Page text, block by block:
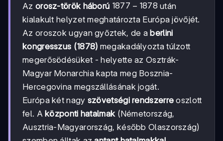
Az orosz-török háború 1877-
1878
1877 − 1878 után
kialakult helyzet meghatározta Európa jövőjét.
Az oroszok ugyan győztek, de aberlini
kongresszus (1878) megakadályozta túlzott
megerősödésüket - helyette az Osztrák-
Magyar Monarchia kapta meg Bosznia-
Hercegovina megszállásának jogát.
Európa két nagy szövetségi rendszerre oszlott
fel. Aközponti hatalmak (Németország,
Ausztria-Magyarország, később Olaszország)